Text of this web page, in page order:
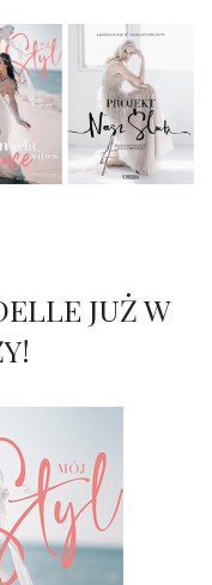
JUŻ W